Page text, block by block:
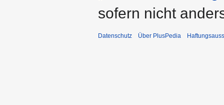
sofern nicht
Datenschutz Über PlusPedia